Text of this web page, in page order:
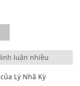
luận nhiều
Lý Nhã Kỳ